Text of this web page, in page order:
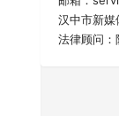
汉中市新媒
法律顾问